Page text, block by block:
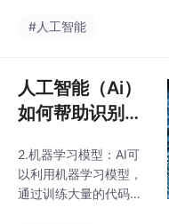
和操作方式，以最高效
的结合，正逐渐引领着
科技产业的革新。A
等多个领域。随着技术
机器人的功能和性能也
将不断提升，为人们的
生活和工作带来更多的
务：在家庭领域，人工
智能机器人可以作为智
能助理，帮助人们控制
#人工智能
人工智能（Ai）
如何帮助识别代
2.机器学习模型：AI可
以利用机器学习模型，
通过训练大量的代码数